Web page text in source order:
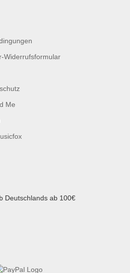
Widerrufsformular
Me
Deutschlands ab 100€